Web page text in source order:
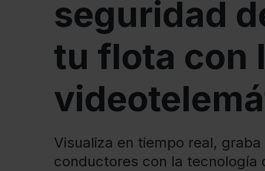
seguridad
tu flota con
Visualiza en tiempo real,
conductores con la tecnología